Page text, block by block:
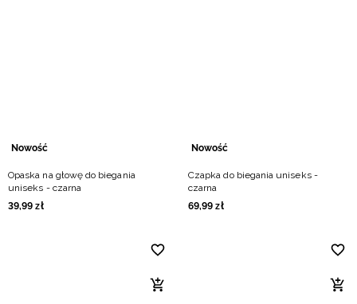
Nowość
Opaska na głowę do biegania
uniseks - czarna
39,99 zł
Nowość
Czapka do biegania uniseks -
czarna
69,99 zł